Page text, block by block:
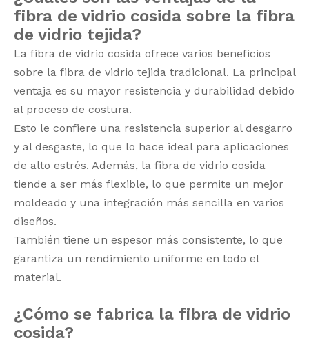
fibra de vidrio cosida sobre la fibra
de vidrio tejida?
La fibra de vidrio cosida ofrece varios beneficios
sobre la fibra de vidrio tejida tradicional. La principal
ventaja es su mayor resistencia y durabilidad debido
al proceso de costura.
Esto le confiere una resistencia superior al desgarro
y al desgaste, lo que lo hace ideal para aplicaciones
de alto estrés. Además, la fibra de vidrio cosida
tiende a ser más flexible, lo que permite un mejor
moldeado y una integración más sencilla en varios
diseños.
También tiene un espesor más consistente, lo que
garantiza un rendimiento uniforme en todo el
material.
¿Cómo se fabrica la fibra de vidrio
cosida?